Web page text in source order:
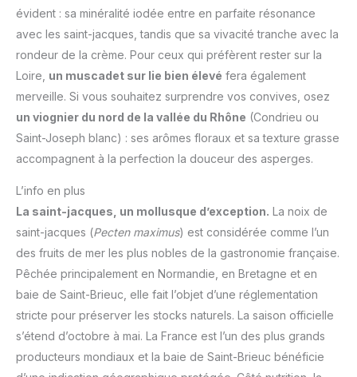
évident : sa minéralité iodée entre en parfaite résonance
avec les saint-jacques, tandis que sa vivacité tranche avec la
rondeur de la crème. Pour ceux qui préfèrent rester sur la
Loire, un muscadet sur lie bien élevé fera également
merveille. Si vous souhaitez surprendre vos convives, osez
un viognier du nord de la vallée du Rhône (Condrieu ou
Saint-Joseph blanc) : ses arômes floraux et sa texture grasse
accompagnent à la perfection la douceur des asperges.
L’info en plus
La saint-jacques, un mollusque d’exception. La noix de
saint-jacques (Pecten maximus) est considérée comme l’un
des fruits de mer les plus nobles de la gastronomie française.
Pêchée principalement en Normandie, en Bretagne et en
baie de Saint-Brieuc, elle fait l’objet d’une réglementation
stricte pour préserver les stocks naturels. La saison officielle
s’étend d’octobre à mai. La France est l’un des plus grands
producteurs mondiaux et la baie de Saint-Brieuc bénéficie